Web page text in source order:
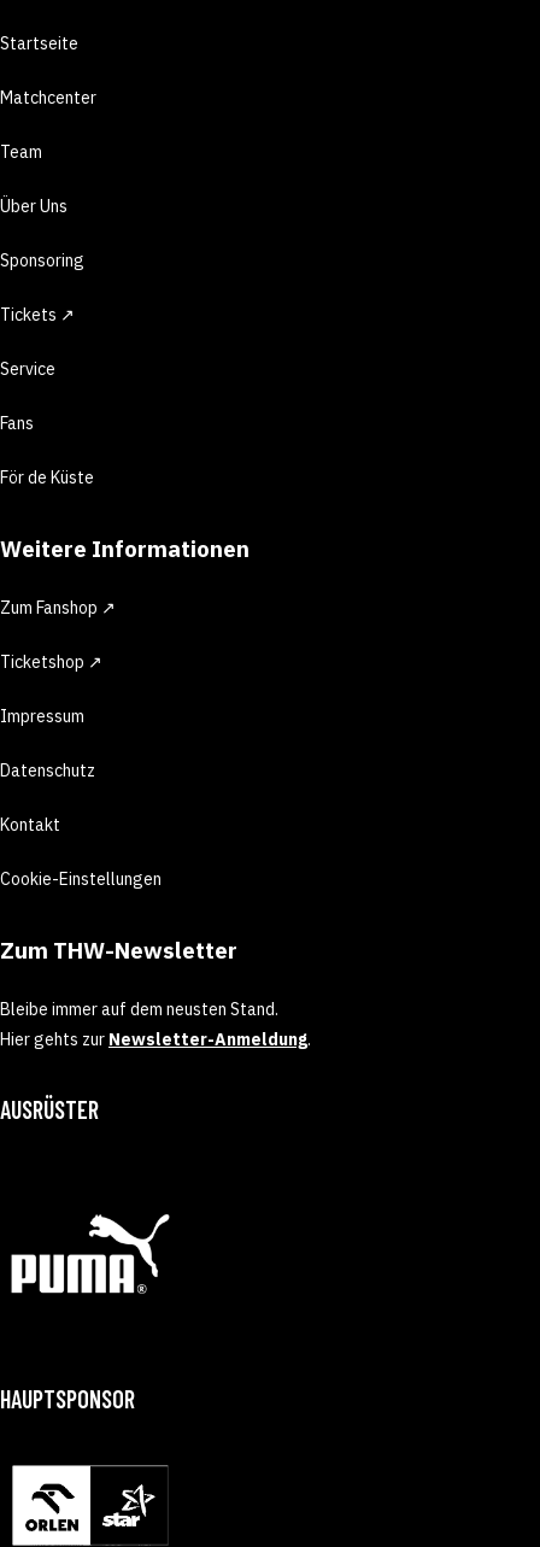
Startseite
Matchcenter
Team
Über Uns
Sponsoring
Tickets ↗
Service
Fans
För de Küste
Weitere Informationen
Zum Fanshop ↗
Ticketshop ↗
Impressum
Datenschutz
Kontakt
Cookie-Einstellungen
Zum THW-Newsletter
Bleibe immer auf dem neusten Stand.
Hier gehts zur Newsletter-Anmeldung.
AUSRÜSTER
HAUPTSPONSOR